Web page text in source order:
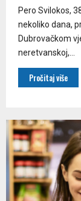
Pero Svilokos,
nekoliko dana,
Dubrovačkom
neretvanskoj,...
Pročitaj više